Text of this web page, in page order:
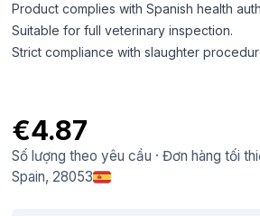
Product complies with Spanish health
Suitable for full veterinary inspection.
Strict compliance with slaughter
€4.87
Số lượng theo yêu cầu ·Đơn hàng tối
Spain, 28053